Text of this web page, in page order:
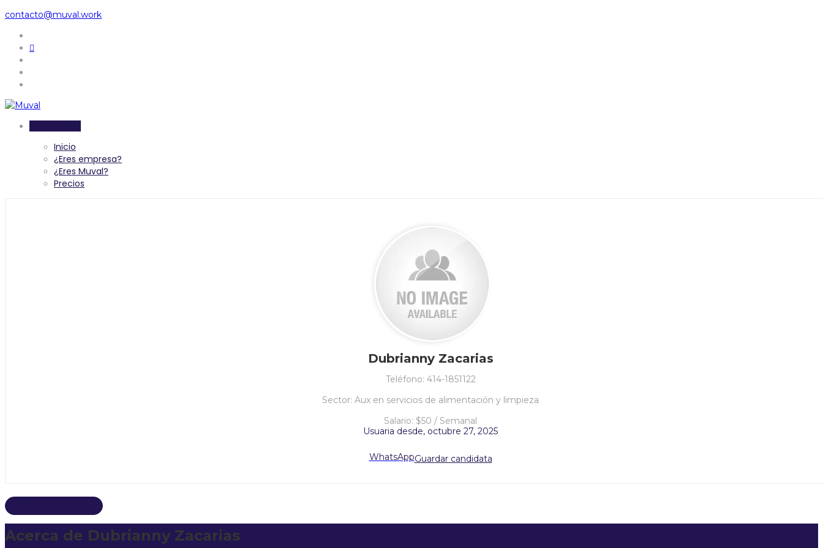
contacto@muval.work
Inicio
¿Eres empresa?
¿Eres Muval?
Precios
Dubrianny Zacarias
Teléfono: 414-1851122
Sector: Aux en servicios de alimentación y limpieza
Salario: $50 / Semanal
Usuaria desde, octubre 27, 2025
WhatsAppGuardar candidata
Acerca de Dubrianny Zacarias